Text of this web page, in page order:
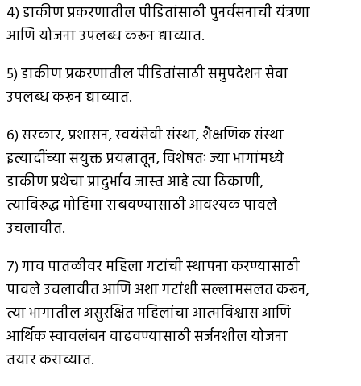
४) डाकीण प्रकरणातील पीडितांसाठी पुनर्वसनाची यंत्रणा
आणि योजना उपलब्ध करून द्याव्यात.
५) डाकीण प्रकरणातील पीडितांसाठी समुपदेशन सेवा
उपलब्ध करून द्याव्यात.
६) सरकार, प्रशासन, स्वयंसेवी संस्था, शैक्षणिक संस्था
इत्यादींच्या संयुक्त प्रयत्नातून, विशेषतः ज्या भागांमध्ये
डाकीण प्रथेचा प्रादुर्भाव जास्त आहे त्या ठिकाणी,
त्याविरुद्ध मोहिमा राबवण्यासाठी आवश्यक पावले
उचलावीत.
७) गाव पातळीवर महिला गटांची स्थापना करण्यासाठी
पावले उचलावीत आणि अशा गटांशी सल्लामसलत करून,
त्या भागातील असुरक्षित महिलांचा आत्मविश्वास आणि
आर्थिक स्वावलंबन वाढवण्यासाठी सर्जनशील योजना
तयार कराव्यात.